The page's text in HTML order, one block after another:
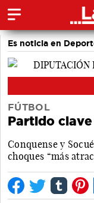
Es noticia en
FÚTBOL
Partido
Conquense y
choques “más